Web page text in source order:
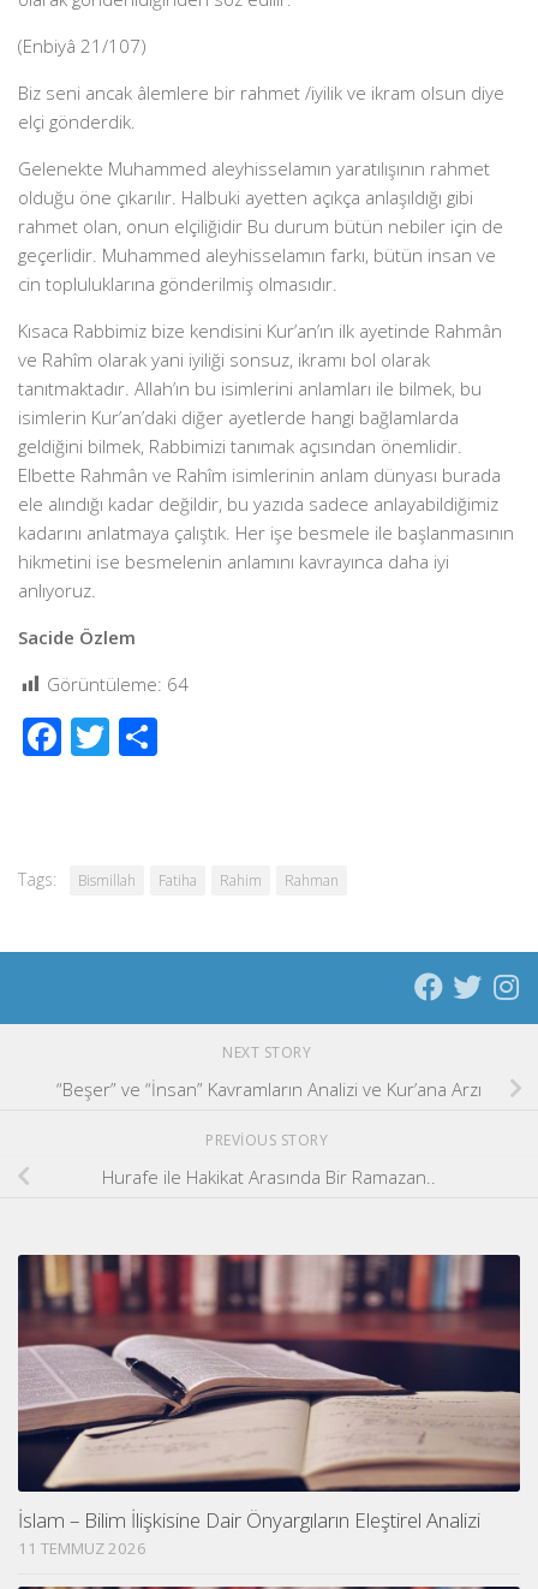
(Enbiyâ 21/107)
Biz seni ancak âlemlere bir rahmet /iyilik ve ikram olsun diye
elçi gönderdik.
Gelenekte Muhammed aleyhisselamın yaratılışının rahmet
olduğu öne çıkarılır. Halbuki ayetten açıkça anlaşıldığı gibi
rahmet olan, onun elçiliğidir Bu durum bütün nebiler için de
geçerlidir. Muhammed aleyhisselamın farkı, bütün insan ve
cin topluluklarına gönderilmiş olmasıdır.
Kısaca Rabbimiz bize kendisini Kur’an’ın ilk ayetinde Rahmân
ve Rahîm olarak yani iyiliği sonsuz, ikramı bol olarak
tanıtmaktadır. Allah’ın bu isimlerini anlamları ile bilmek, bu
isimlerin Kur’an’daki diğer ayetlerde hangi bağlamlarda
geldiğini bilmek, Rabbimizi tanımak açısından önemlidir.
Elbette Rahmân ve Rahîm isimlerinin anlam dünyası burada
ele alındığı kadar değildir, bu yazıda sadece anlayabildiğimiz
kadarını anlatmaya çalıştık. Her işe besmele ile başlanmasının
hikmetini ise besmelenin anlamını kavrayınca daha iyi
anlıyoruz.
Sacide Özlem
Görüntüleme: 64
Facebook
Twitter
Tags: Bismillah Fatiha Rahim Rahman
NEXT STORY
“Beşer” ve “İnsan” Kavramların Analizi ve Kur’ana Arzı
PREVIOUS STORY
Hurafe ile Hakikat Arasında Bir Ramazan..
İslam – Bilim İlişkisine Dair Önyargıların Eleştirel Analizi
11 TEMMUZ 2026